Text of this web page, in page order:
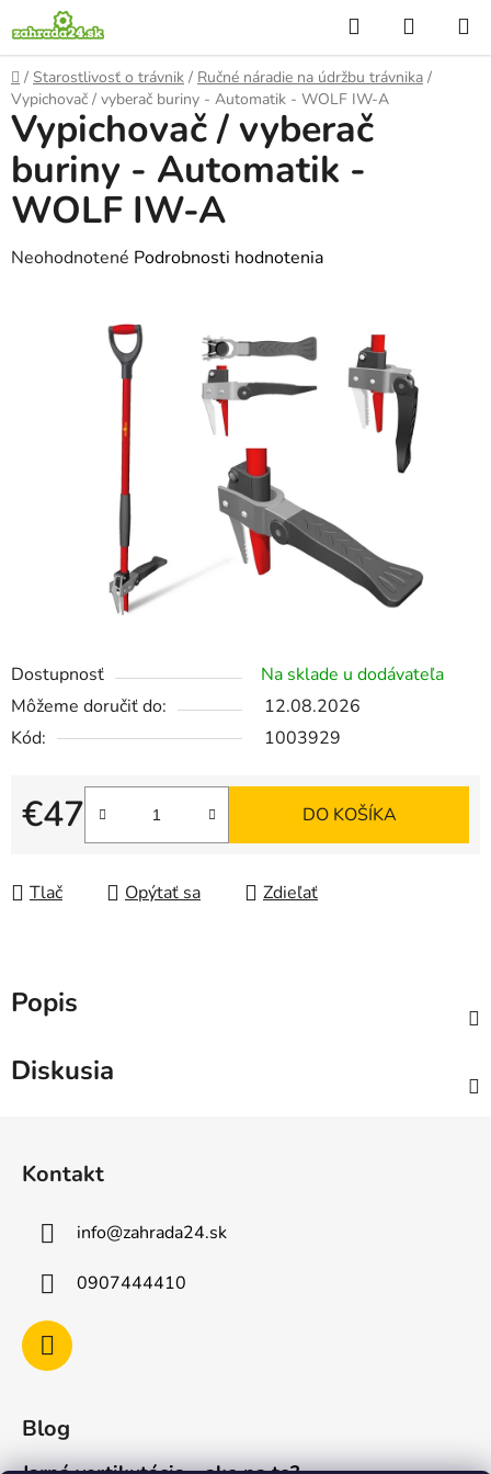
na
obsah
Hľadať
KOŠÍK
Domov
/ Starostlivosť o trávnik / Ručné náradie na údržbu trávnika /
Vypichovač / vyberač buriny - Automatik - WOLF IW-A
Dostupnosť
Na sklade u dodávateľa
Môžeme doručiť do:
12.08.2026
Kód:
1003929
€47
Jednotková cena:
DO KOŠÍKA
Tlač Opýtať sa Zdieľať
Vypichovač / vyberač
buriny - Automatik -
WOLF IW-A
Priemerné
Neohodnotené Podrobnosti hodnotenia
Popis
Diskusia
Kontakt
info@zahrada24.sk
0907444410
Blog